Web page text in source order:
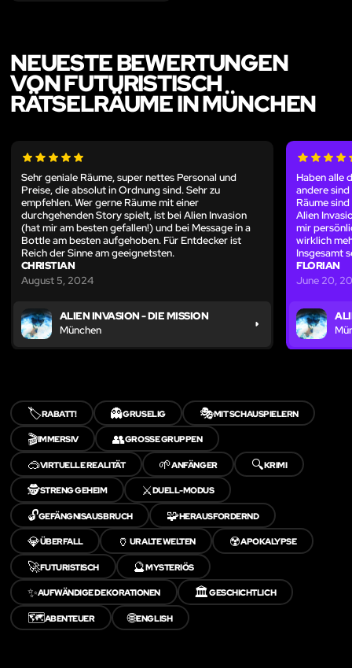
NEUESTE BEWERTUNGEN
VON FUTURISTISCH
RÄTSELRÄUME IN MÜNCHEN
Sehr geniale Räume, super nettes Personal und
Preise, die absolut in Ordnung sind. Sehr zu
empfehlen. Wer gerne Räume mit einer
durchgehenden Story spielt, ist bei Alien Invasion
(hat mir am besten gefallen!) und bei Message in a
Bottle am besten aufgehoben. Für Entdecker ist
Reich der Sinne am geeignetsten.
CHRISTIAN
August 5, 2024
ALIEN INVASION - DIE MISSION
München
Haben alle
andere
Räume
Alien
mir
wirklich
Insgesamt
FLORIAN
June 20,
🏷️RABATT! 👻GRUSELIG 🎭MIT SCHAUSPIELERN
🎬IMMERSIV 👥GROSSE GRUPPEN
🥽VIRTUELLE REALITÄT 🌱ANFÄNGER 🔍KRIMI
🕵️STRENG GEHEIM ⚔️DUELL-MODUS
🔓GEFÄNGNISAUSBRUCH 🧩HERAUSFORDERND
💎ÜBERFALL 🏺 URALTE WELTEN ☢️APOKALYPSE
🚀FUTURISTISCH 🔮MYSTERIÖS
✨AUFWÄNDIGE DEKORATIONEN 🏛️GESCHICHTLICH
🗺️ABENTEUER 🌐ENGLISH